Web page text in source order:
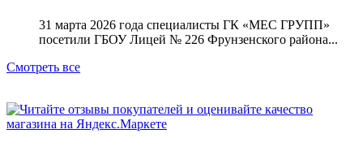
31 марта 2026 года специалисты ГК «МЕС ГРУПП»
посетили ГБОУ Лицей № 226 Фрунзенского района...
Смотреть все